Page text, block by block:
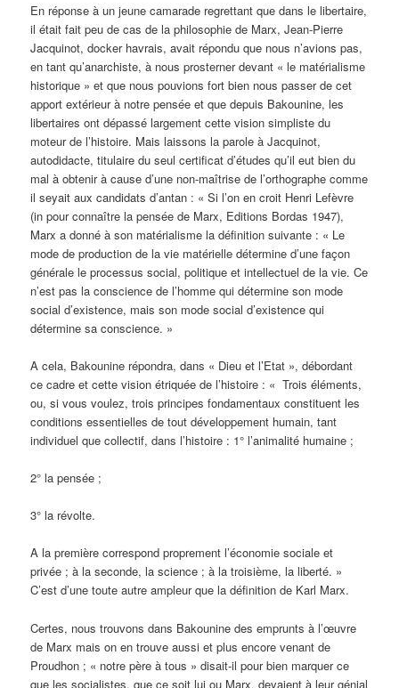
En réponse à un jeune camarade regrettant que dans le libertaire,
il était fait peu de cas de la philosophie de Marx, Jean-Pierre
Jacquinot, docker havrais, avait répondu que nous n’avions pas,
en tant qu’anarchiste, à nous prosterner devant « le matérialisme
historique » et que nous pouvions fort bien nous passer de cet
apport extérieur à notre pensée et que depuis Bakounine, les
libertaires ont dépassé largement cette vision simpliste du
moteur de l’histoire. Mais laissons la parole à Jacquinot,
autodidacte, titulaire du seul certificat d’études qu’il eut bien du
mal à obtenir à cause d’une non-maîtrise de l’orthographe comme
il seyait aux candidats d’antan : « Si l’on en croit Henri Lefèvre
(in pour connaître la pensée de Marx, Editions Bordas 1947),
Marx a donné à son matérialisme la définition suivante : « Le
mode de production de la vie matérielle détermine d’une façon
générale le processus social, politique et intellectuel de la vie. Ce
n’est pas la conscience de l’homme qui détermine son mode
social d’existence, mais son mode social d’existence qui
détermine sa conscience. »
A cela, Bakounine répondra, dans « Dieu et l’Etat », débordant
ce cadre et cette vision étriquée de l’histoire : « Trois éléments,
ou, si vous voulez, trois principes fondamentaux constituent les
conditions essentielles de tout développement humain, tant
individuel que collectif, dans l’histoire : 1° l’animalité humaine ;
2° la pensée ;
3° la révolte.
A la première correspond proprement l’économie sociale et
privée ; à la seconde, la science ; à la troisième, la liberté. »
C’est d’une toute autre ampleur que la définition de Karl Marx.
Certes, nous trouvons dans Bakounine des emprunts à l’œuvre
de Marx mais on en trouve aussi et plus encore venant de
Proudhon ; « notre père à tous » disait-il pour bien marquer ce
que les socialistes, que ce soit lui ou Marx, devaient à leur génial